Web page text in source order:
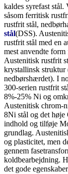
kaldes syrefast stål.
såsom ferritisk
rustfrit stål,
stål(DSS).
rustfrit stål med en
mest anvendte
Austenitisk rustfrit
krystallinsk struktur
nedbørshærdet). I
300-serien rustfrit
8%-25% Ni og
Austenitisk chrom-
8Ni stål og det
indhold og tilføje
grundlag.
og plasticitet, men
gennem
koldbearbejdning.
det gode